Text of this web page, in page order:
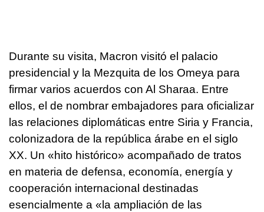
Durante su visita, Macron visitó el palacio
presidencial y la Mezquita de los Omeya para
firmar varios acuerdos con Al Sharaa. Entre
ellos, el de nombrar embajadores para oficializar
las relaciones diplomáticas entre Siria y Francia,
colonizadora de la república árabe en el siglo
XX. Un «hito histórico» acompañado de tratos
en materia de defensa, economía, energía y
cooperación internacional destinadas
esencialmente a «la ampliación de las